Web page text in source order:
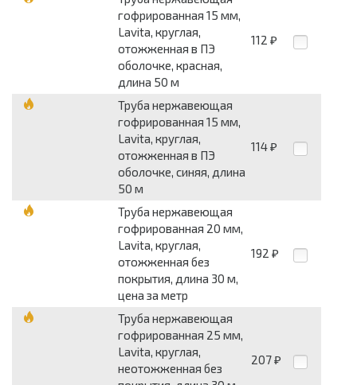
гофрированная 15 мм,
Lavita, круглая,
отожженная в ПЭ
оболочке, красная,
длина 50 м
112 ₽
Труба нержавеющая
гофрированная 15 мм,
Lavita, круглая,
отожженная в ПЭ
оболочке, синяя, длина
50 м
114 ₽
Труба нержавеющая
гофрированная 20 мм,
Lavita, круглая,
отожженная без
покрытия, длина 30 м,
цена за метр
192 ₽
Труба нержавеющая
гофрированная 25 мм,
Lavita, круглая,
неотожженная без
207 ₽